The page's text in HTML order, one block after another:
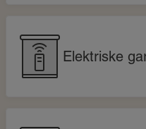
Elektriske